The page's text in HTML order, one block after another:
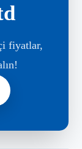
fiyatlar,